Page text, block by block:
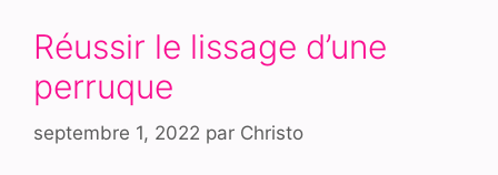
Réussir le lissage d’une
perruque
septembre 1, 2022 par Christo